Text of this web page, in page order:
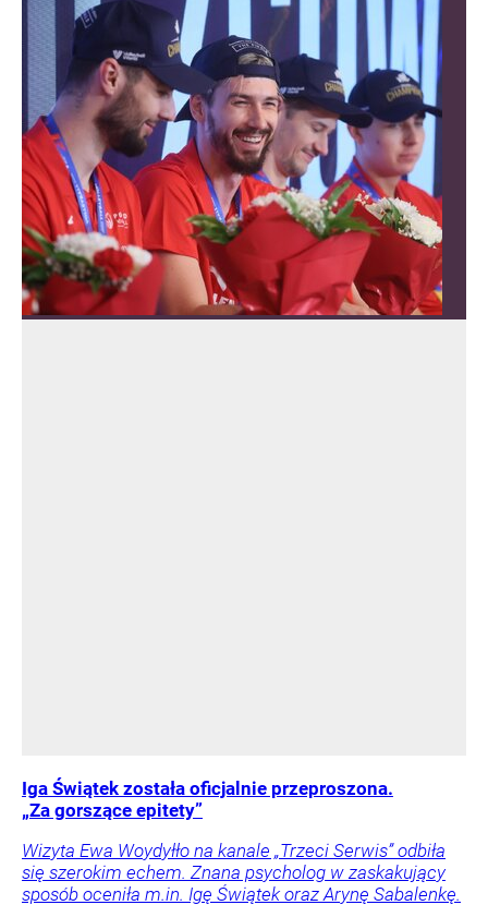
Iga Świątek została oficjalnie przeproszona.
„Za gorszące epitety”
Wizyta Ewa Woydyłło na kanale „Trzeci Serwis” odbiła
się szerokim echem. Znana psycholog w zaskakujący
sposób oceniła m.in. Igę Świątek oraz Arynę Sabalenkę.